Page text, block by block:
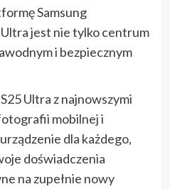
Samsung
Ultra jest nie tylko centrum
i bezpiecznym
Ultra z najnowszymi
mobilnej i
dla każdego,
doświadczenia
na zupełnie nowy